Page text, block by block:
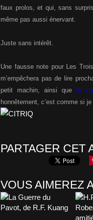
faux prolos, et qui, sans
même pas aussi énervant.
Juste sans intérêt.
Une fausse note pour Les
m’empêchera pas de lire
petit machin, ainsi que
le
honnêtement, c’est comme si je
PARTAGER CET
VOUS AIMEREZ